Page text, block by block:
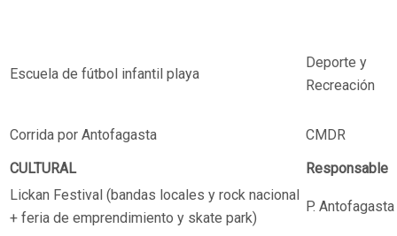
Escuela de fútbol infantil playa
Deporte y
Recreación
Corrida por Antofagasta
CMDR
CULTURAL
Responsable
Lickan Festival (bandas locales y rock nacional
+ feria de emprendimiento y skate park)
P.